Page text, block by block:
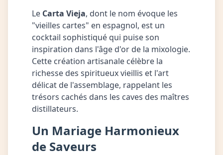
Le Carta Vieja, dont le nom évoque les
"vieilles cartes" en espagnol, est un
cocktail sophistiqué qui puise son
inspiration dans l'âge d'or de la mixologie.
Cette création artisanale célèbre la
richesse des spiritueux vieillis et l'art
délicat de l'assemblage, rappelant les
trésors cachés dans les caves des maîtres
distillateurs.
Un Mariage Harmonieux
de Saveurs